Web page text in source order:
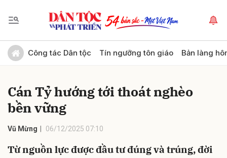
Công tác Dân tộc Tín ngưỡng tôn giáo Bản làng
Cán Tỷ hướng tới thoát nghèo
bền vững
Vũ Mừng 06/12/2025 07:10
Từ nguồn lực được đầu tư đúng và trúng, đời
Gửi bình luận
Hủy Gửi